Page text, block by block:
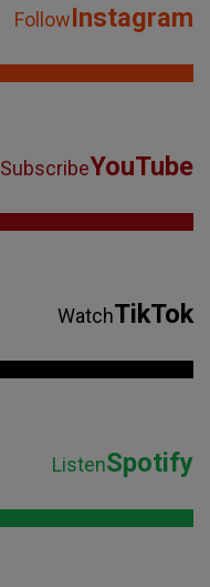
FollowInstagram
SubscribeYouTube
WatchTikTok
ListenSpotify